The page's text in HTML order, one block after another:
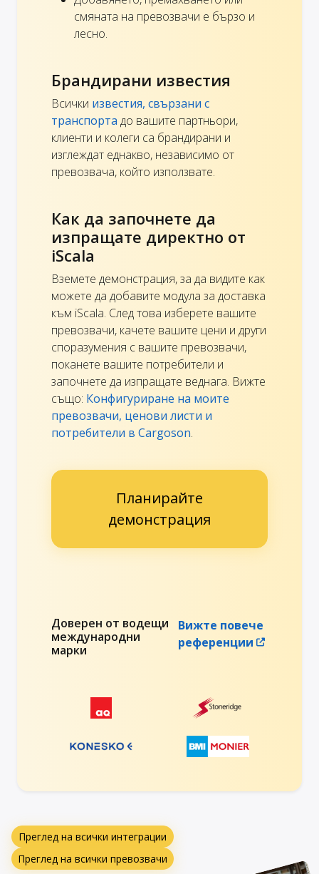
смяната на превозвачи е бързо и
лесно.
Брандирани известия
Всички известия, свързани с
транспорта до вашите партньори,
клиенти и колеги са брандирани и
изглеждат еднакво, независимо от
превозвача, който използвате.
Как да започнете да
изпращате директно от
iScala
Вземете демонстрация, за да видите как
можете да добавите модула за доставка
към iScala. След това изберете вашите
превозвачи, качете вашите цени и други
споразумения с вашите превозвачи,
поканете вашите потребители и
започнете да изпращате веднага. Вижте
също: Конфигуриране на моите
превозвачи, ценови листи и
потребители в Cargoson.
Планирайте
демонстрация
Доверен от водещи
международни
марки
Вижте повече
референции
Преглед на всички интеграции
Преглед на всички превозвачи